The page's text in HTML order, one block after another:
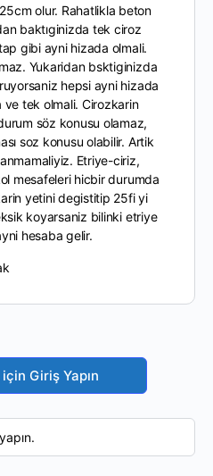
olur. Rahatlikla beton
baktıginizda tek ciroz
gibi ayni hizada olmali.
Yukaridan bsktiginizda
hepsi ayni hizada
tek olmali. Cirozkarin
söz konusu olamaz,
soz konusu olabilir. Artik
Etriye-ciriz,
mesafeleri hicbir durumda
yetini degistitip 25fi yi
koyarsaniz bilinki etriye
hesaba gelir.
Giriş Yapın